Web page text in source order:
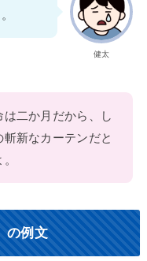
健太
二か月だから、し
新なカーテンだと
の例文